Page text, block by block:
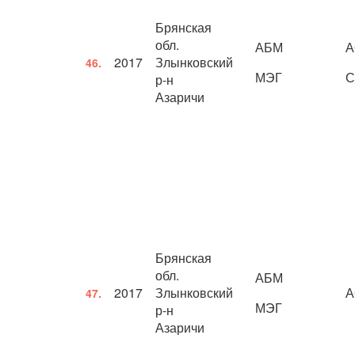
46. 2017
Брянская
обл.
Злынковский
р-н
Азаричи
АБМ
МЭГ
47. 2017
Брянская
обл.
Злынковский
р-н
Азаричи
АБМ
МЭГ